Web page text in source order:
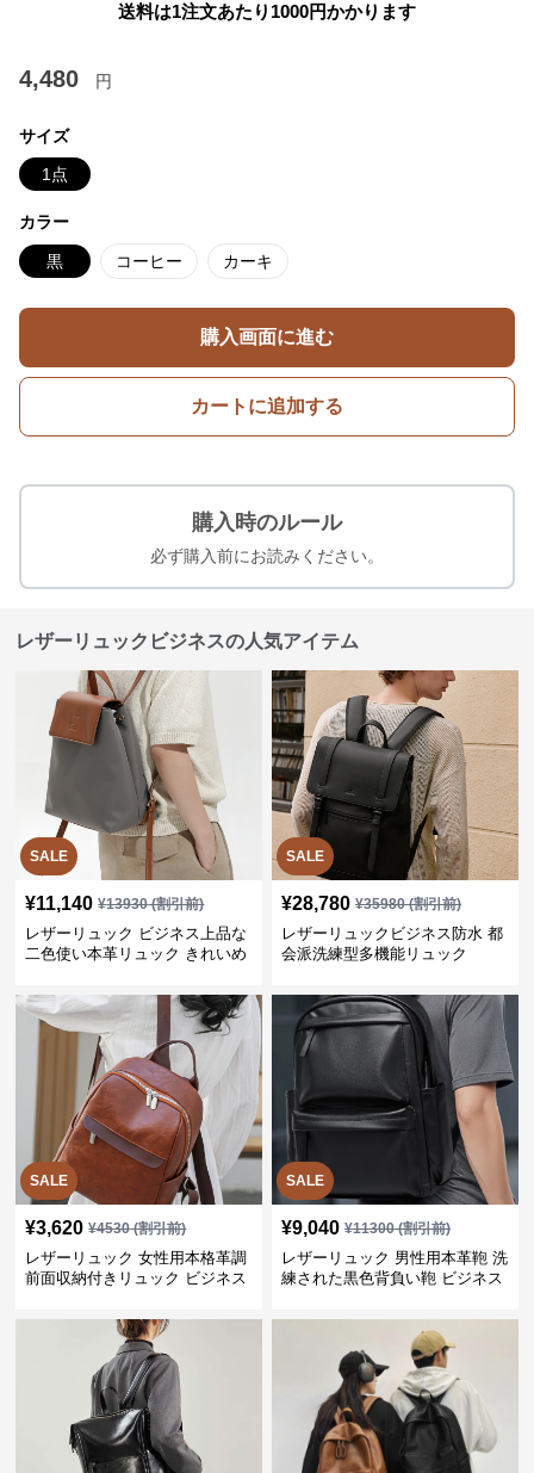
送料は1注文あたり 1000円かかります
4,480 円
サイズ
1点
カラー
黒 コーヒー カーキ
購入画面に進む
カートに追加する
購入時のルール
必ず購入前にお読みください。
レザーリュックビジネスの人気アイテム
SALE
¥11,140 ¥13930(割引前)
レザーリュック ビジネス上品な
二色使い本革リュック きれいめ
SALE
¥28,780 ¥35980(割引前)
レザーリュックビジネス防水 都
会派洗練型多機能リュック
SALE
¥3,620 ¥4530(割引前)
レザーリュック 女性用本格革調
前面収納付きリュック ビジネス
SALE
¥9,040 ¥11300(割引前)
レザーリュック 男性用本革鞄 洗
練された黒色背負い鞄 ビジネス